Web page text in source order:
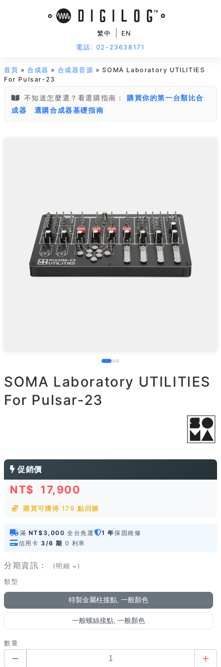
繁中
EN
電話: 02-23638171
首頁 »合成器 » 合成器音源 » SOMA Laboratory UTILITIES
For Pulsar-23
不知道怎麼選？看選購指南：
購買你的第一台類比合
成器
選購合成器基礎指南
SOMA Laboratory UTILITIES
For Pulsar-23
促銷價
NT$ 17,900
購買可獲得 179 點回饋
滿 NT$3,000 全台免運 1 年保固維修
信用卡 3/6 期 0 利率
分期資訊： (明細 )
類型
特製金屬柱接點, 一般顏色
一般螺絲接點, 一般顏色
數量